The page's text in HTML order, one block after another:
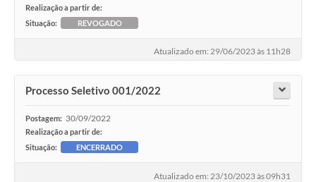
Realização a partir de:
Situação:
REVOGADO
Atualizado em: 29/06/2023 às 11h28
Processo Seletivo 001/2022
Postagem: 30/09/2022
Realização a partir de:
Situação:
ENCERRADO
Atualizado em: 23/10/2023 às 09h31